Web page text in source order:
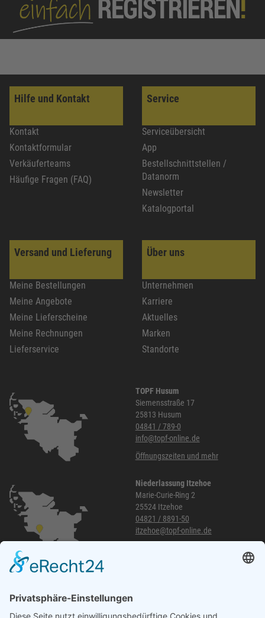
Hilfe und Kontakt
Kontakt
Kontaktformular
Verkäuferteams
Häufige Fragen (FAQ)
Service
Serviceübersicht
App
Bestellschnittstellen /
Datanorm
Newsletter
Katalogportal
Versand und Lieferung
Meine Bestellungen
Meine Angebote
Meine Lieferscheine
Meine Rechnungen
Lieferservice
Über uns
Unternehmen
Karriere
Aktuelles
Marken
Standorte
TOPF Husum
Siemensstraße 17
25813 Husum
04841 / 789-0
info@topf-online.de
Öffnungszeiten und mehr
Niederlassung Itzehoe
Marie-Curie-Ring 2
25524 Itzehoe
04821 / 8891-50
itzehoe@topf-online.de
040 / 21 04 04 04-04